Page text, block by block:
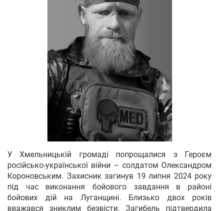
У Хмельницькій громаді попрощалися з Героєм
російсько-української війни – солдатом Олександром
Короновським. Захисник загинув 19 липня 2024 року
під час виконання бойового завдання в районі
бойових дій на Луганщині. Близько двох років
вважався зниклим безвісти. Загибель підтвердила